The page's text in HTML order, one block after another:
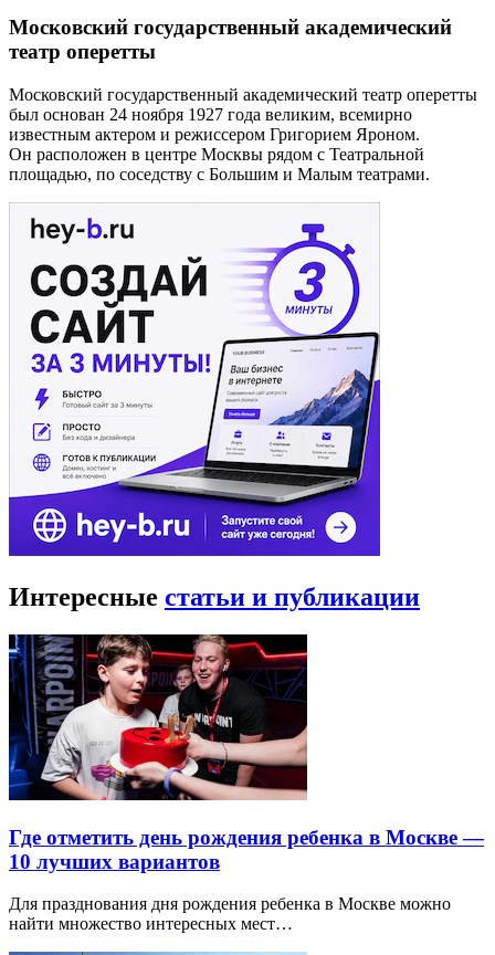
Московский государственный академический
театр оперетты
Московский государственный академический театр оперетты
был основан 24 ноября 1927 года великим, всемирно
известным актером и режиссером Григорием Яроном.
Он расположен в центре Москвы рядом с Театральной
площадью, по соседству с Большим и Малым театрами.
Интересные статьи и публикации
Где отметить день рождения ребенка в Москве —
10 лучших вариантов
Для празднования дня рождения ребенка в Москве можно
найти множество интересных мест…